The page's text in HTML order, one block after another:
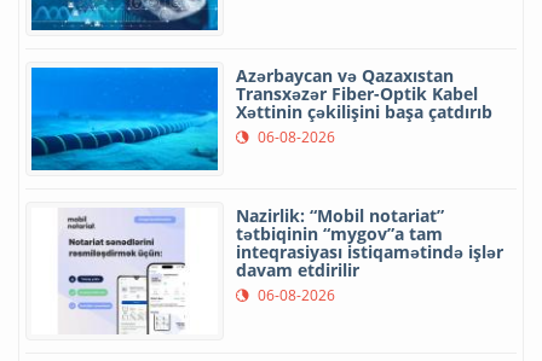
Azərbaycan və Qazaxıstan
Transxəzər Fiber-Optik Kabel
Xəttinin çəkilişini başa çatdırıb
06-08-2026
Nazirlik: “Mobil notariat”
tətbiqinin “mygov”a tam
inteqrasiyası istiqamətində işlər
davam etdirilir
06-08-2026